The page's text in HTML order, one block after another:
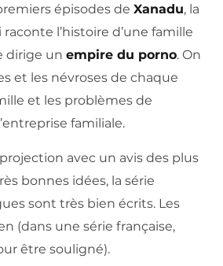
épisodes de Xanadu, la
l’histoire d’une famille
dirige un empire du porno. On
et les névroses de chaque
et les problèmes de
familiale.
avec un avis des plus
bonnes idées, la série
sont très bien écrits. Les
(dans une série française,
être souligné).